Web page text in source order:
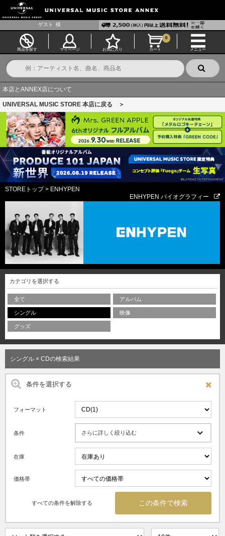
ゲスト 様
商品を探す マイページ お気に入り カート
0
メニュー
本店とANNEX店について
UNIVERSAL MUSIC STORE 本店に戻る ＞
STOREトップ> ENHYPEN
ENHYPEN バイオグラフィー
カテゴリを選択する
全て アルバム
シングル 映像
グッズ
シングル × CDの検索結果
条件を選択する
フォーマット
条件 さらに詳しく絞り込む
在庫
価格帯
すべての条件を解除する